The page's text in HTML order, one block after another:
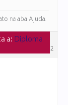
na aba Ajuda.
a: Diploma
#151542